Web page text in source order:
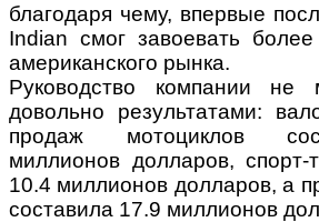
благодаря чему, впервые
Indian смог завоевать
американского рынка.
Руководство компании
довольно результатами:
продаж мотоциклов
миллионов долларов, спорт-
10.4 миллионов долларов, а
составила 17.9 миллионов